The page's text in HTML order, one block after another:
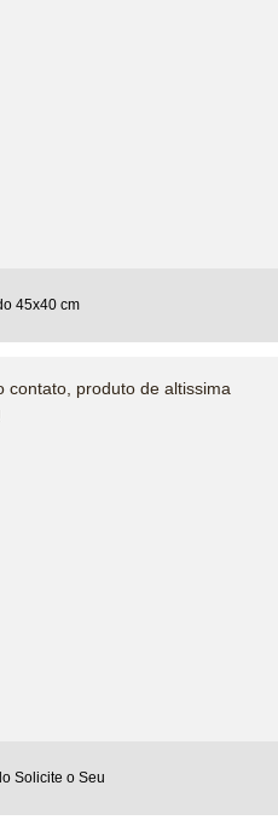
45x40 cm
contato, produto de altissima
Solicite o Seu